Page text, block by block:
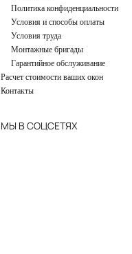
Политика конфиденциальности
Условия и способы оплаты
Условия труда
Монтажные бригады
Гарантийное обслуживание
Расчет стоимости ваших окон
Контакты
МЫ В СОЦСЕТЯХ